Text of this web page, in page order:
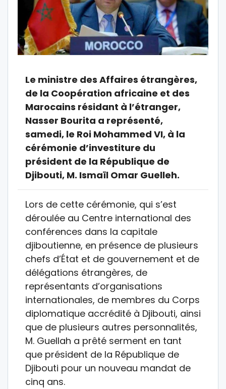
Le ministre des Affaires étrangères,
de la Coopération africaine et des
Marocains résidant à l’étranger,
Nasser Bourita a représenté,
samedi, le Roi Mohammed VI, à la
cérémonie d’investiture du
président de la République de
Djibouti, M. Ismaïl Omar Guelleh.
Lors de cette cérémonie, qui s’est
déroulée au Centre international des
conférences dans la capitale
djiboutienne, en présence de plusieurs
chefs d’État et de gouvernement et de
délégations étrangères, de
représentants d’organisations
internationales, de membres du Corps
diplomatique accrédité à Djibouti, ainsi
que de plusieurs autres personnalités,
M. Guellah a prêté serment en tant
que président de la République de
Djibouti pour un nouveau mandat de
cinq ans.